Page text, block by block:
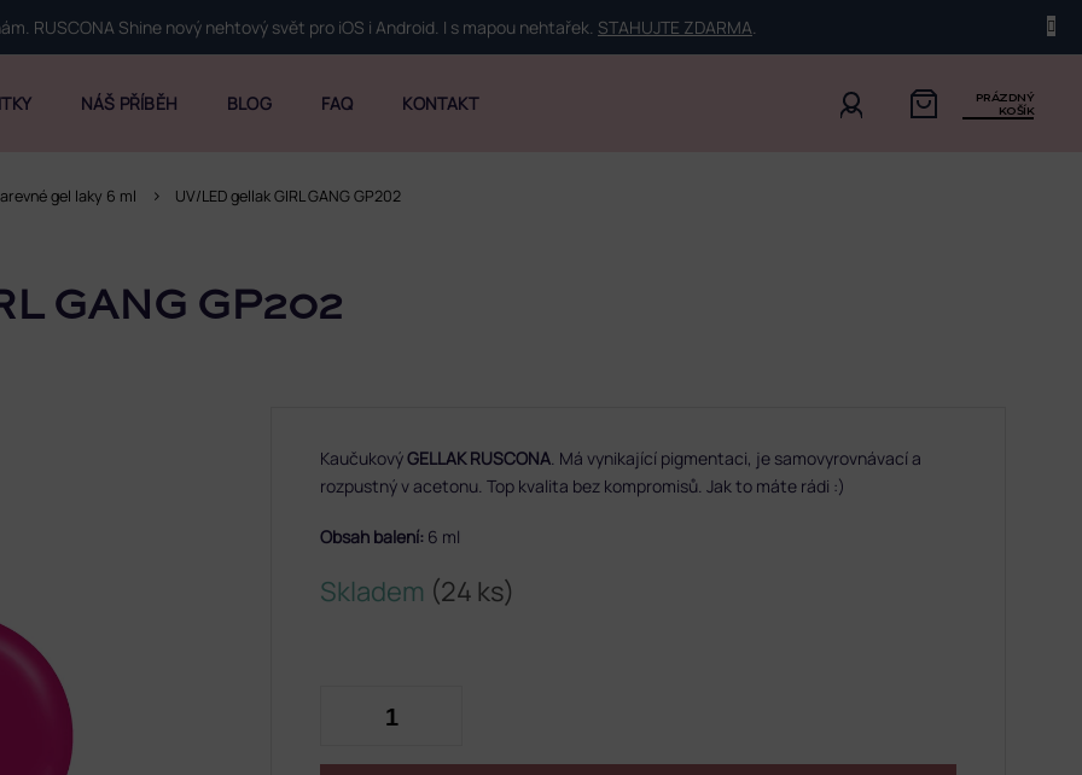
RUSCONA Shine nový nehtový svět pro iOS i Android. I s mapou nehtařek. STAHUJTE ZDARMA.
PRÁZDNÝ
KOŠÍK
NÁŠ PŘÍBĚH BLOG FAQ KONTAKT
gel laky 6 ml UV/LED gellak GIRL GANG GP202
GANG GP202
Skladem (24 ks)
KaučukovýGELLAK RUSCONA. Má vynikající pigmentaci, je samovyrovnávací a
rozpustný v acetonu. Top kvalita bez kompromisů. Jak to máte rádi :)
Obsah balení: 6 ml